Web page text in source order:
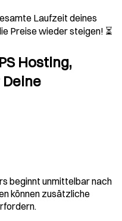
Laufzeit deines
Preise wieder steigen! ⏳
Hosting,
beginnt unmittelbar nach
können zusätzliche